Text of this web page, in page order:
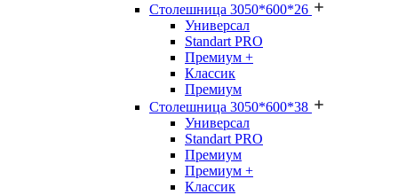
Столешница 3050*600*26
Универсал
Standart PRO
Премиум +
Классик
Премиум
Столешница 3050*600*38
Универсал
Standart PRO
Премиум
Премиум +
Классик